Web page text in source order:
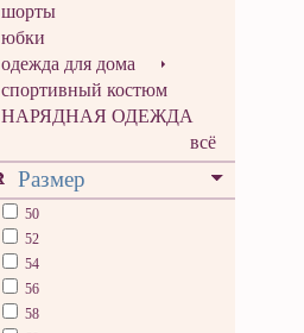
шорты
юбки
одежда для дома
спортивный костюм
НАРЯДНАЯ ОДЕЖДА
всё
Размер
50
52
54
56
58